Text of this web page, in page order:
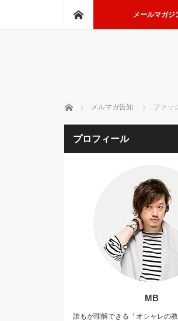
メールマガジ
ホーム メルマガ告知 ファッ
プロフィール
MB
誰もが理解できる「オシャレの教